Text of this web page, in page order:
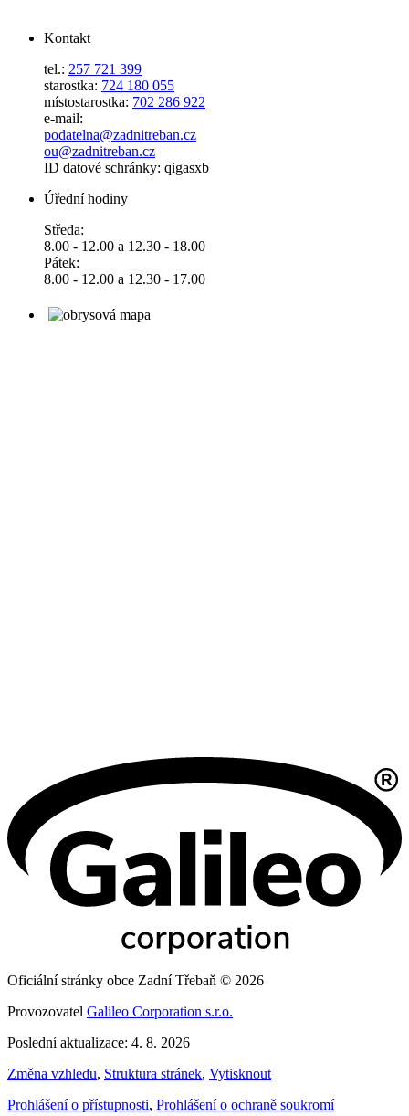
Kontakt
tel.: 257 721 399
starostka: 724 180 055
místostarostka: 702 286 922
e-mail:
podatelna@zadnitreban.cz
ou@zadnitreban.cz
ID datové schránky: qigasxb
Úřední hodiny
Středa:
8.00 - 12.00 a 12.30 - 18.00
Pátek:
8.00 - 12.00 a 12.30 - 17.00
Oficiální stránky obce Zadní Třebaň © 2026
Provozovatel Galileo Corporation s.r.o.
Poslední aktualizace: 4. 8. 2026
Změna vzhledu, Struktura stránek, Vytisknout
Prohlášení o přístupnosti, Prohlášení o ochraně soukromí